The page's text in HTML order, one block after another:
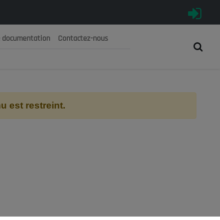
الجزائرية الديمقراطية الشعبية
documentation Contactez-nous
est restreint.